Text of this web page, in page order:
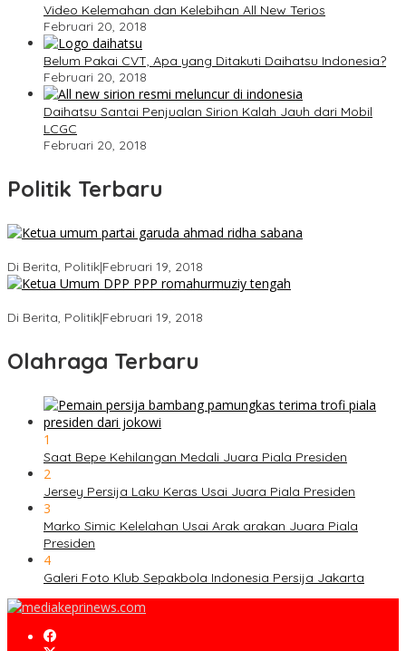
Video Kelemahan dan Kelebihan All New Terios
Februari 20, 2018
Belum Pakai CVT, Apa yang Ditakuti Daihatsu Indonesia?
Februari 20, 2018
Daihatsu Santai Penjualan Sirion Kalah Jauh dari Mobil
LCGC
Februari 20, 2018
Politik Terbaru
Di Berita, Politik|Februari 19, 2018
Di Berita, Politik|Februari 19, 2018
Olahraga Terbaru
1
Saat Bepe Kehilangan Medali Juara Piala Presiden
2
Jersey Persija Laku Keras Usai Juara Piala Presiden
3
Marko Simic Kelelahan Usai Arak arakan Juara Piala
Presiden
4
Galeri Foto Klub Sepakbola Indonesia Persija Jakarta